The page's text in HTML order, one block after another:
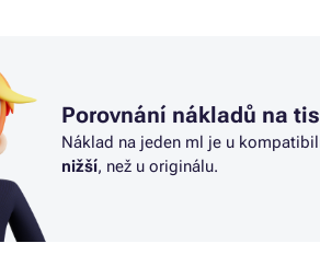
Porovnání nákladů na
Náklad na jeden ml je u
nižší, než u originálu.